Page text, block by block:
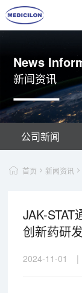
News
新闻资讯
公司新闻
首页 新闻资讯
JAK-
创新药研
2024-11-01 |